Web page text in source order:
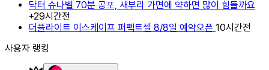
닥터 슈나벨 70분 공포, 새부리 가면에 약하면 많이 힘들까요
+29시간전
더플라이트 이스케이프 퍼펙트셀 8/8일 예약오픈 10시간전
사용자 랭킹